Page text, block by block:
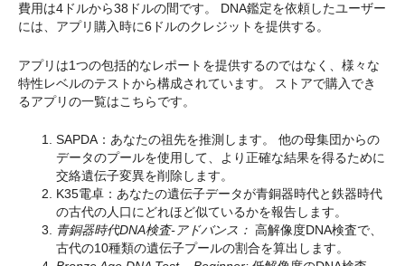
費用は4ドルから38ドルの間です。 DNA鑑定を依頼したユーザー
には、アプリ購入時に6ドルのクレジットを提供する。
アプリは1つの包括的なレポートを提供するのではなく、様々な
特性レベルのテストから構成されています。 ストアで購入でき
るアプリの一覧はこちらです。
SAPDA：あなたの祖先を推測します。 他の母集団からの
データのプールを使用して、より正確な結果を得るために
交絡遺伝子変異を削除します。
K35電卓：あなたの遺伝子データが青銅器時代と鉄器時代
の古代の人口にどれほど似ているかを報告します。
青銅器時代DNA検査-アドバンス： 高解像度DNA検査で、
古代の10種類の遺伝子プールの割合を算出します。